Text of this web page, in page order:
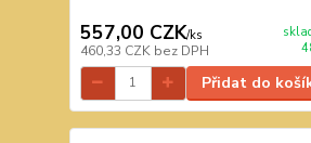
557,00 CZK/ks
460,33 CZK bez DPH
Přidat do